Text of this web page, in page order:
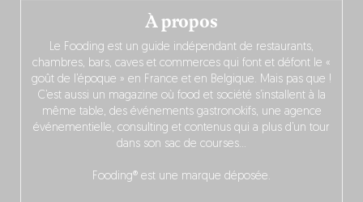
À propos
Le Fooding est un guide indépendant de restaurants,
chambres, bars, caves et commerces qui font et défont le «
goût de l’époque » en France et en Belgique. Mais pas que !
C’est aussi un magazine où food et société s’installent à la
même table, des événements gastronokifs, une agence
événementielle, consulting et contenus qui a plus d’un tour
dans son sac de courses…
Fooding® est une marque déposée.